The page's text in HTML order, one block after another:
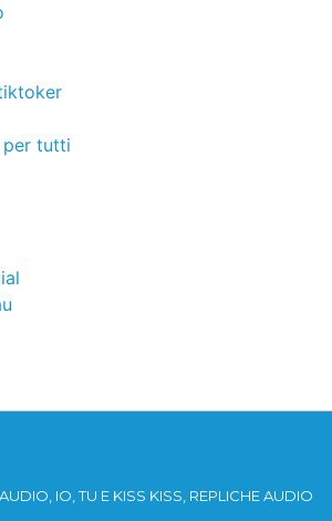
per tutti
IO, TU E KISS KISS, REPLICHE AUDIO